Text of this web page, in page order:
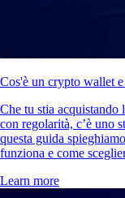
Cos'è un crypto wallet
Che tu stia
con regolarità, c’è uno
questa guida
funziona e come
Learn more